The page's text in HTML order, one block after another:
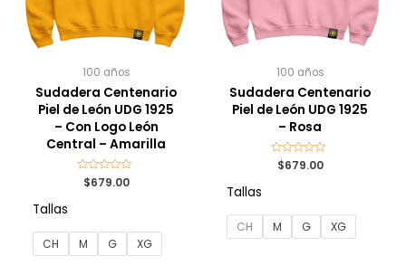
100 años
Sudadera Centenario
Piel de León UDG 1925
– Con Logo León
Central – Amarilla
Valorado
con
$679.00
Tallas
CH M G XG
100 años
Sudadera Centenario
Piel de León UDG 1925
– Rosa
Valorado
con
$679.00
Tallas
CH M G XG